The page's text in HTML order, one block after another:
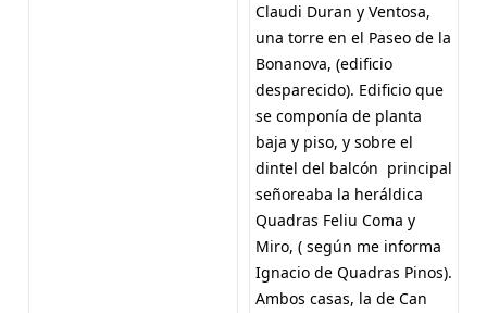
Claudi Duran y Ventosa,
una torre en el Paseo de la
Bonanova, (edificio
desparecido). Edificio que
se componía de planta
baja y piso, y sobre el
dintel del balcón principal
señoreaba la heráldica
Quadras Feliu Coma y
Miro, ( según me informa
Ignacio de Quadras Pinos).
Ambos casas, la de Can